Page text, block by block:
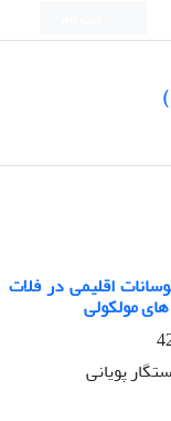
اقلیمی در فلات
های مولکولی
پویانی